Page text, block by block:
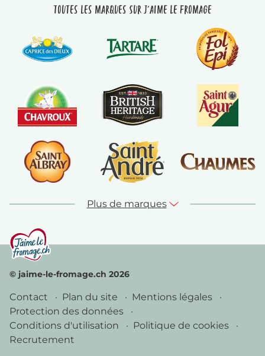
Toutes les marques sur J'aime le fromage
Plus de marques
© jaime-le-fromage.ch 2026
Contact Plan du site
Mentions légales
Protection des données
Conditions d'utilisation
Politique de cookies
Recrutement